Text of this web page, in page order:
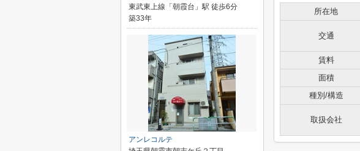
所在地
交通
賃料
面積
種別/構造
取扱会社
東武東上線「朝霞台」駅 徒歩6分
築33年
アンレコルテ